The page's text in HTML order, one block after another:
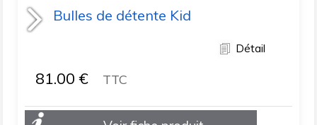
Bulles de détente Kid
Détail
81.00 € TTC